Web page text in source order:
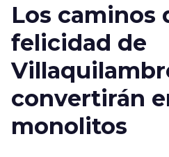
Los caminos
felicidad de
convertirán
monolitos